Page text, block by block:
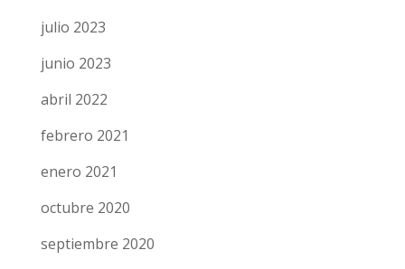
julio 2023
junio 2023
abril 2022
febrero 2021
enero 2021
octubre 2020
septiembre 2020